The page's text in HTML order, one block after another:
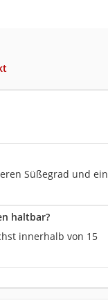
Süßegrad und ein
haltbar?
innerhalb von 15